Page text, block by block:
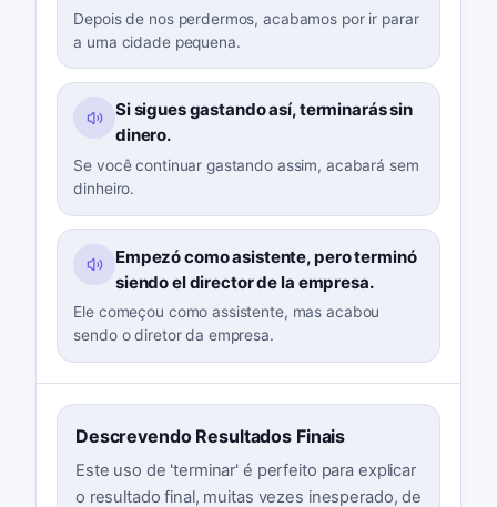
Depois de nos perdermos, acabamos por ir parar
a uma cidade pequena.
Si sigues gastando así, terminarás sin
dinero.
Se você continuar gastando assim, acabará sem
dinheiro.
Empezó como asistente, pero terminó
siendo el director de la empresa.
Ele começou como assistente, mas acabou
sendo o diretor da empresa.
Descrevendo Resultados Finais
Este uso de 'terminar' é perfeito para explicar
o resultado final, muitas vezes inesperado, de